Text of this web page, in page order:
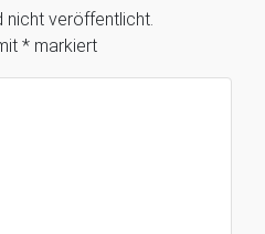
nicht veröffentlicht.
* markiert